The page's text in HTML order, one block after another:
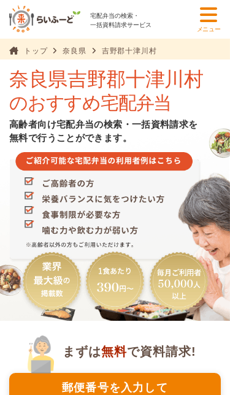
宅配弁当の検索・
一括資料請求サービス
メニュー
トップ 奈良県 吉野郡十津川村
奈良県吉野郡十津川村
のおすすめ宅配弁当
高齢者向け宅配弁当の検索・一括資料請求を
無料で行うことができます。
郵便番号を入力して
まずは無料で資料請求!